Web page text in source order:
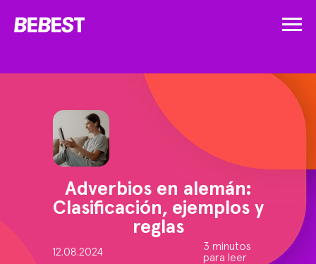
Adverbios en alemán:
Clasificación, ejemplos y
reglas
12.08.2024
3 minutos
para leer